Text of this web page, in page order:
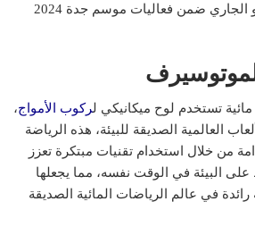
هذه البطولة حتى 7 يونيو الجاري ضمن فعاليات موسم جدة 2024
تستخدم لوح ميكانيكي لركوب الأمواج،
العالمية الصديقة للبيئة، هذه الرياضة
من خلال استخدام تقنيات مبتكرة تعزز
على البيئة في الوقت نفسه، مما يجعلها
في عالم الرياضات المائية الصديقة